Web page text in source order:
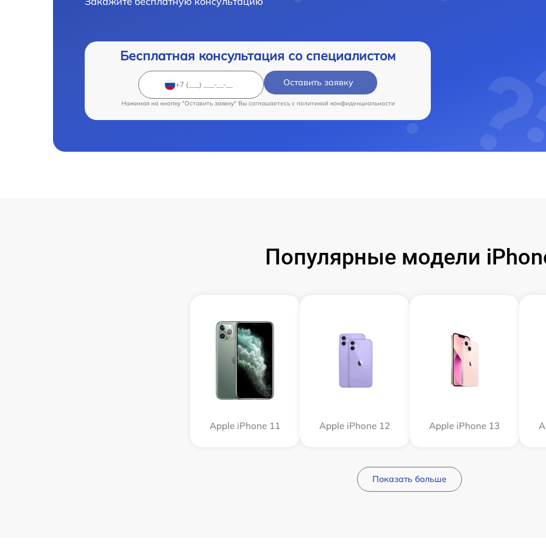
Бесплатная консультация со специалистом
Оставить заявку
Нажимая на кнопку "Оставить заявку" Вы соглашаетесь c политикой конфиденциальности
Популярные модели
Apple iPhone 11 Apple iPhone 12 Apple iPhone 13
Показать больше